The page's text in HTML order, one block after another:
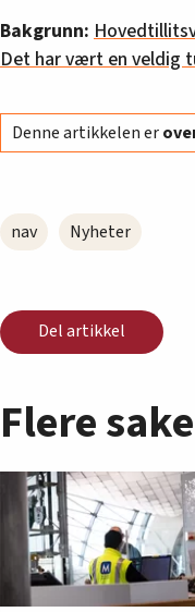
Bakgrunn:
Det har vært en veldig
Denne artikkelen er
nav Nyheter
Del artikkel
Flere